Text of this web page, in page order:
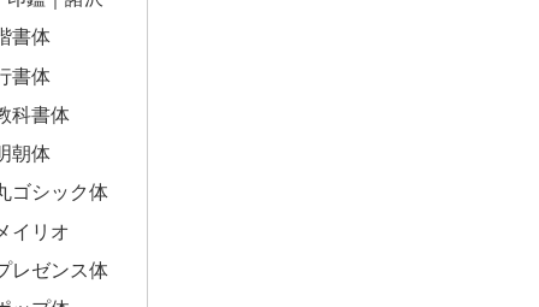
書体
書体
科書体
朝体
ゴシック体
イリオ
レゼンス体